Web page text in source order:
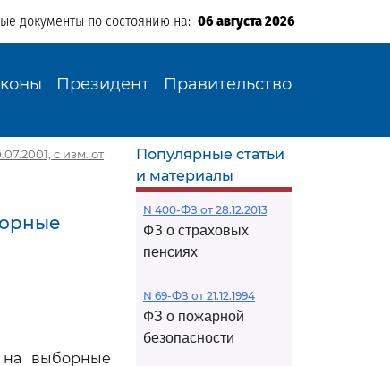
документы по состоянию на: 06 августа 2026
Президент Правительство
с изм. от
на выборные
Популярные статьи
и материалы
N 400-ФЗ от 28.12.2013
ФЗ о страховых
пенсиях
N 69-ФЗ от 21.12.1994
ФЗ о пожарной
безопасности